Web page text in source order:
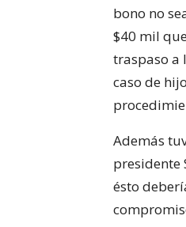
bono no
$40 mil
traspaso a
caso de
Además
presidente
ésto